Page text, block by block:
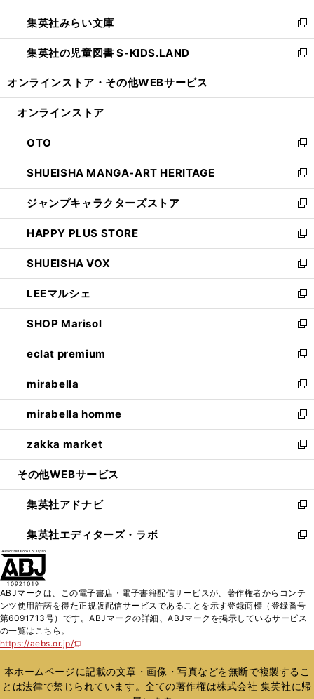
開
く
ウ
で
開
く
ン
ド
ウ
で
ウ
ィ
ン
ド
開
集英社みらい文庫
新
し
い
ン
ウ
で
開
く
集英社の児童図書 S-KIDS.LAND
新
ウ
ン
ド
ウ
で
開
く
オンラインストア・ その他WEBサービス
オンラインストア
OTO
新
し
い
ウ
ィ
ン
ド
ウ
で
開
く
SHUEISHA MANGA-ART HERITAGE
新
し
い
ウ
ィ
ン
ド
ウ
で
開
く
ジャンプキャラクターズストア
新
し
い
ウ
ィ
ン
ド
ウ
で
開
く
HAPPY PLUS STORE
新
し
い
ウ
ィ
ン
ド
ウ
で
開
く
SHUEISHA VOX
新
し
い
ウ
ィ
ン
ド
ウ
で
開
く
LEEマルシェ
新
し
い
ウ
ィ
ン
ド
ウ
で
開
く
SHOP Marisol
新
し
い
ウ
ィ
ン
ド
ウ
で
開
eclat premium
新
し
い
ウ
ィ
ン
ド
ウ
開
く
mirabella
新
し
い
ウ
ィ
ン
ウ
で
開
く
mirabella homme
新
し
い
ウ
ン
ド
ウ
で
zakka market
新
し
ウ
ィ
ン
ド
く
その他WEBサービス
集英社アドナビ
新
し
い
ド
ウ
で
集英社エディターズ・ラボ
新
ィ
ン
ド
開
く
ABJマークは、この電子書店・電子書籍配信サービスが、著作権者からコンテ
ンツ使用許諾を得た正規版配信サービスであることを示す登録商標（登録番号
第6091713号）です。ABJマークの詳細、ABJマークを掲示しているサービス
の一覧はこちら。
https://aebs.or.jp/
新
い
ウ
ィ
本ホームページに記載の文章・画像・写真などを無断で複製するこ
とは法律で禁じられています。全ての著作権は株式会社 集英社に帰